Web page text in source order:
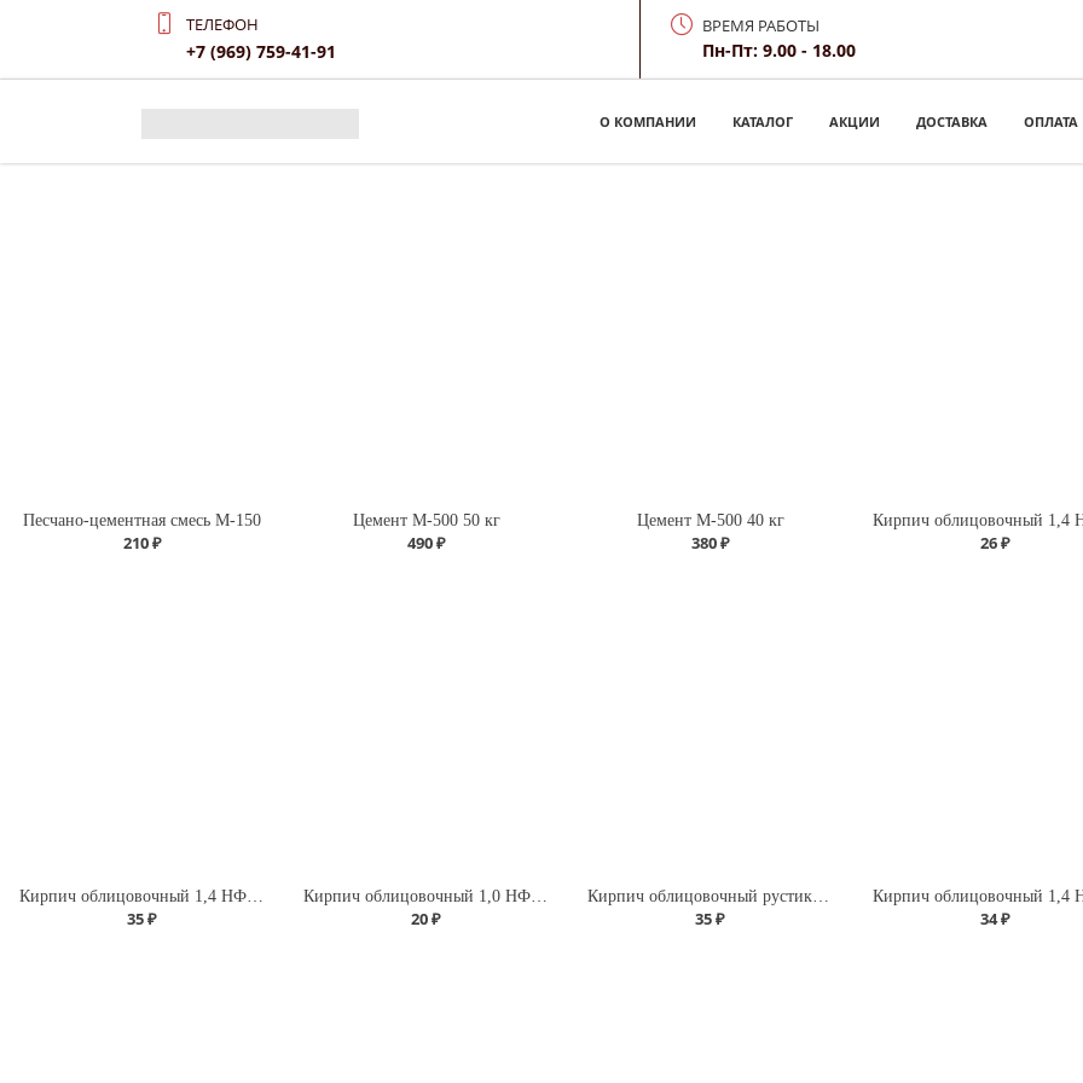
ТЕЛЕФОН
+7 (969) 759-41-91
ВРЕМЯ РАБОТЫ
Пн-Пт: 9.00 - 18.00
О КОМПАНИИ КАТАЛОГ АКЦИИ ДОСТАВКА ОПЛАТА
Песчано-цементная смесь М-150
210 ₽
Цемент М-500 50 кг
490 ₽
Цемент М-500 40 кг
380 ₽ 26 ₽
Кирпич облицовочный 1,4 НФ Красный флеш РИФ
35 ₽
Кирпич облицовочный 1,0 НФ Красный
20 ₽
Кирпич облицовочный рустик 1,4 НФ Слоновая кость
35 ₽ 34 ₽